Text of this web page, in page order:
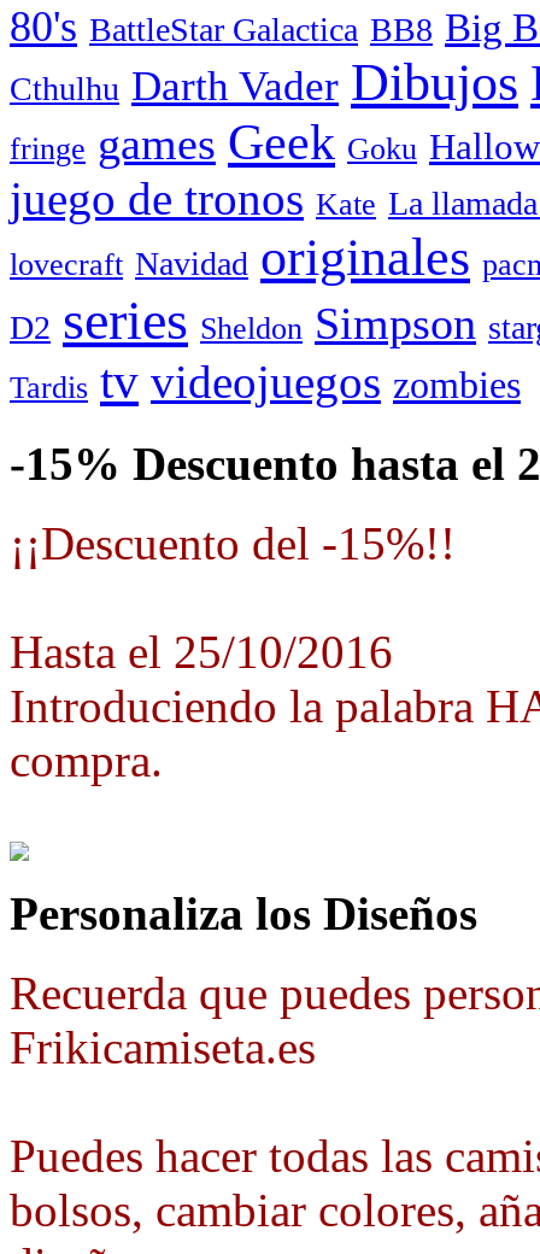
80's BattleStar Galactica BB8 Big
Cthulhu Darth Vader Dibujos
fringe games Geek Goku
juego de tronos Kate La
lovecraft Navidad originales
D2 series Sheldon Simpson
Tardis tv videojuegos zombies
-15% Descuento hasta el
¡¡Descuento del -15%!!
Hasta el 25/10/2016
Introduciendo la palabra
compra.
Personaliza los Diseños
Recuerda que puedes
Frikicamiseta.es
Puedes hacer todas las
bolsos, cambiar colores,